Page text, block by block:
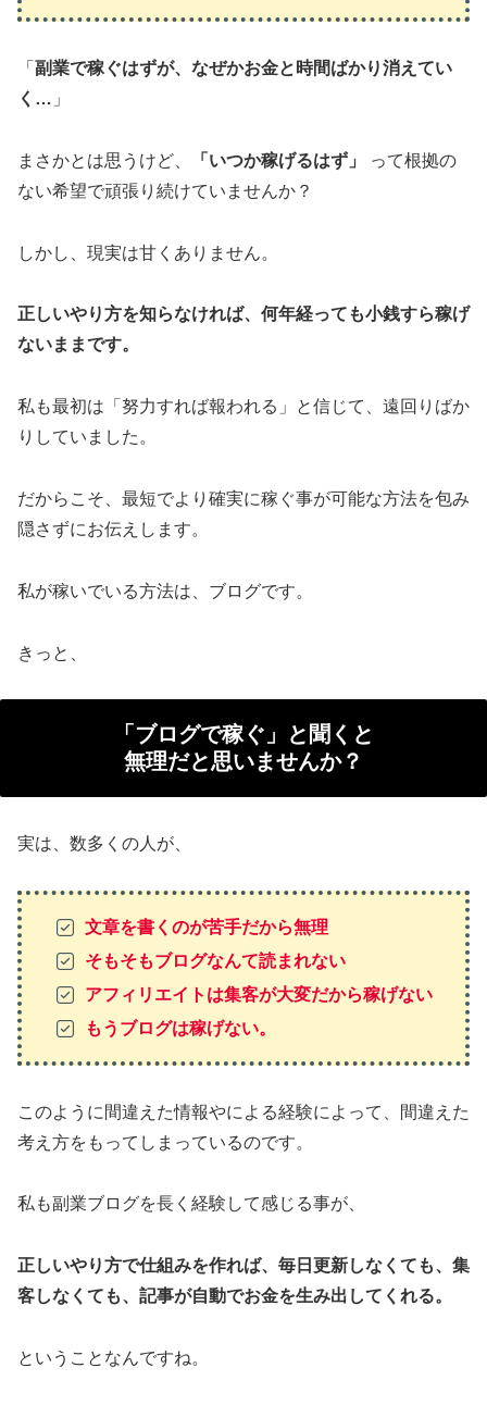
「 副業で稼ぐはずが、なぜかお金と時間ばかり消えてい
く… 」
まさかとは思うけど、 「いつか稼げるはず」
って根拠の
ない希望で頑張り続けていませんか？
しかし、現実は甘くありません。
正しいやり方を知らなければ、何年経っても小銭すら稼げ
ないままです。
私も最初は「努力すれば報われる」と信じて、遠回りばか
りしていました。
だからこそ、最短でより確実に稼ぐ事が可能な方法を包み
隠さずにお伝えします。
私が稼いでいる方法は、ブログです。
きっと、
「ブログで稼ぐ」と聞くと
無理だと思いませんか？
実は、数多くの人が、
文章を書くのが苦手だから無理
そもそもブログなんて読まれない
アフィリエイトは集客が大変だから稼げない
もうブログは稼げない。
このように間違えた情報やによる経験によって、間違えた
考え方をもってしまっているのです。
私も副業ブログを長く経験して感じる事が、
正しいやり方で仕組みを作れば、毎日更新しなくても、集
客しなくても、記事が自動でお金を生み出してくれる。
ということなんですね。